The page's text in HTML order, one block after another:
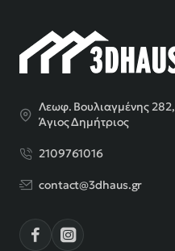
Λεωφ. Βουλιαγμένης 282,
Άγιος Δημήτριος
2109761016
contact@3dhaus.gr